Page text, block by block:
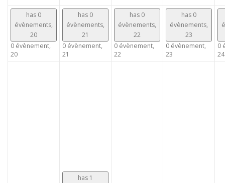
has 0
évènements,
20
0 évènement,
20
has 0
évènements,
21
0 évènement,
21
has 0
évènements,
22
0 évènement,
22
has 0
évènements,
23
0 évènement,
23
0
24
has 1